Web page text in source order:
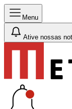
Menu
Ative nossas